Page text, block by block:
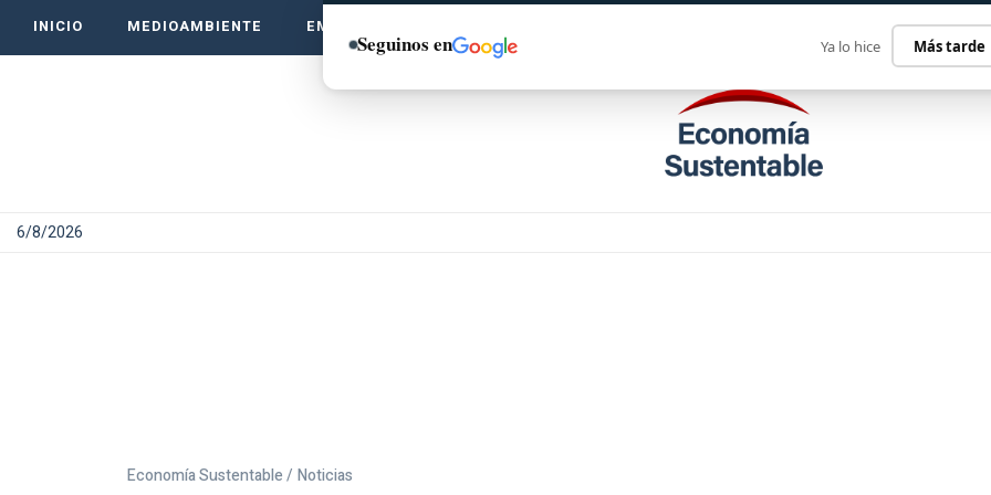
INICIO MEDIOAMBIENTE EMPRENDE VERDE
6/8/2026
Economía Sustentable / Noticias
Seguinos en Ya lo hice Más tarde